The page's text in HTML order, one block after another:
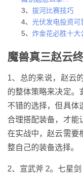
3、 拔河比赛技巧
4、 光伏发电投资可
5、 炸金花必胜十大
魔兽真三赵云
1、总的来说，赵云
的整体策略来决定。
不错的选择，但具体
合理搭配装备，才能
在实战中，赵云需要
整自己的装备选择。
2、宣武斧 2。七星